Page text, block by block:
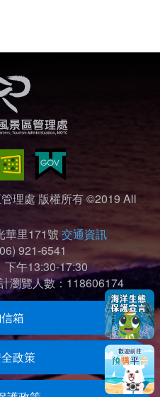
理處 版權所有 ©2019 All
華里171號 交通資訊
921-6541
下午13:30-17:30
瀏覽人數：118606174
箱
政策